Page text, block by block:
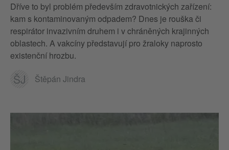
Dříve to byl problém především zdravotnických zařízení:
kam s kontaminovaným odpadem? Dnes je rouška či
respirátor invazivním druhem i v chráněných krajinných
oblastech. A vakcíny představují pro žraloky naprosto
existenční hrozbu.
ŠJ Štěpán Jindra